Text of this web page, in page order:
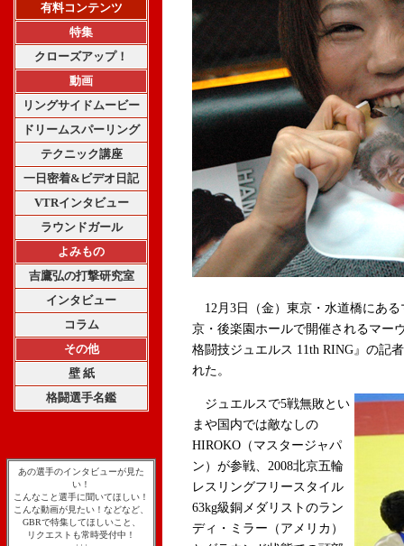
有料コンテンツ
特集
クローズアップ！
動画
リングサイドムービー
ドリームスパーリング
テクニック講座
一日密着&ビデオ日記
VTRインタビュー
ラウンドガール
よみもの
吉鷹弘の打撃研究室
インタビュー
コラム
その他
壁 紙
格闘選手名鑑
あの選手のインタビューが見た
い！
こんなこと選手に聞いてほしい！
こんな動画が見たい！などなど、
GBRで特集してほしいこと、
リクエストも常時受付中！
12月3日（金）東京・水道橋にある
京・後楽園ホールで開催されるマー
格闘技ジュエルス 11th RING』の記
れた。
ジュエルスで5戦無敗とい
まや国内では敵なしの
HIROKO（マスタージャパ
ン）が参戦、2008北京五輪
レスリングフリースタイル
63kg級銅メダリストのラン
ディ・ミラー（アメリカ）